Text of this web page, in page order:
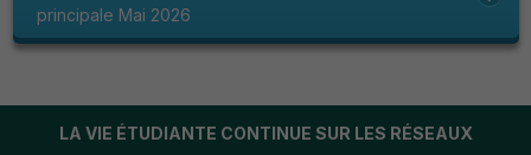
principale Mai 2026
LA VIE ÉTUDIANTE CONTINUE SUR LES RÉSEAUX